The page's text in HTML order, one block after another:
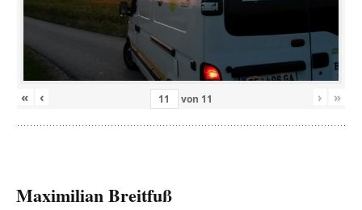
« ‹ von 11 › »
Maximilian Breitfuß